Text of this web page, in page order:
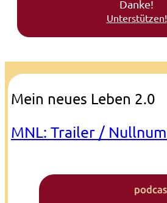
Danke!
Unterstützen!
Mein neues Leben 2.0
MNL: Trailer /